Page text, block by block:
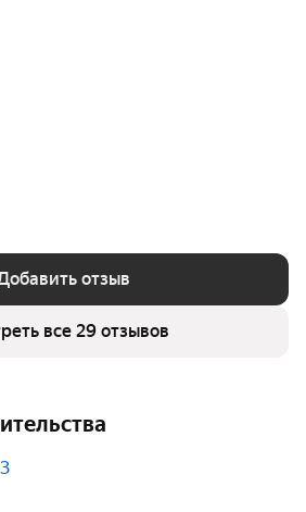
занимается Горем-3 —
из Новоалтайска, обладающая
опытом в строительной сфере.
на возведении
а также строительстве
и магистралей. Выбор данного
приобретателям
исполнения строительных
отзыв
все 29 отзывов